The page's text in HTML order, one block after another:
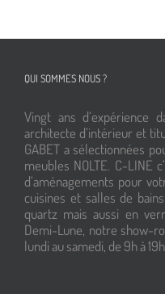
QUI SOMMES NOUS ?
Vingt ans d’expérience
architecte d’intérieur et
GABET a sélectionnées
meubles NOLTE. C-LINE
d’aménagements pour
cuisines et salles de
quartz mais aussi en
Demi-Lune, notre show-
lundi au samedi, de 9h à